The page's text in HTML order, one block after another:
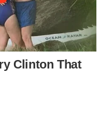
Clinton That